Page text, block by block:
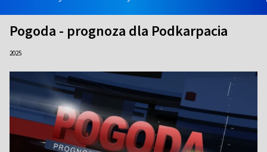
Pogoda - prognoza dla Podkarpacia
2025